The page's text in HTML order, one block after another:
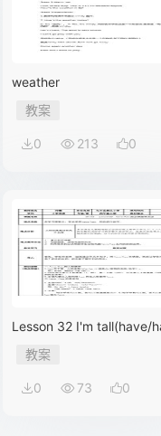
weather
教案
0 213 0
Lesson 32 I'm tall(have/has 的正
确使用方法）
教案
0 73 0